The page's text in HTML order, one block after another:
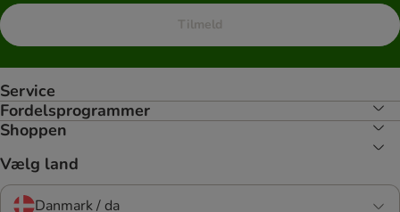
Tilmeld
Service
Fordelsprogrammer
Shoppen
Vælg land
Danmark / da